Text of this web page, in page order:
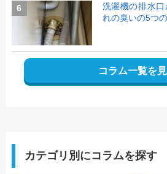
6
洗濯機の排水
れの臭いの5つ
コラム一覧を
カテゴリ別にコラムを探す